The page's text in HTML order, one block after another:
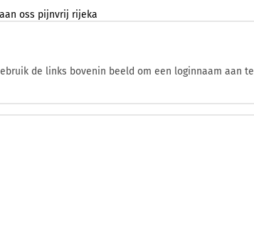
oss pijnvrij rijeka
de links bovenin beeld om een loginnaam aan te